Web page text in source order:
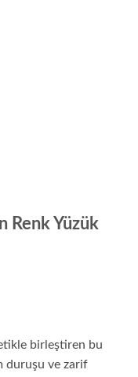
Renk Yüzük
birleştiren bu
duruşu ve zarif